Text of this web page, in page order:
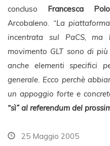
concluso Francesca Polo
Arcobaleno. “La
incentrata sul PaCS,
movimento GLT sono di
anche elementi specifici
generale. Ecco perchè
un appoggio forte e
“sì” al referendum del
25 Maggio 2005